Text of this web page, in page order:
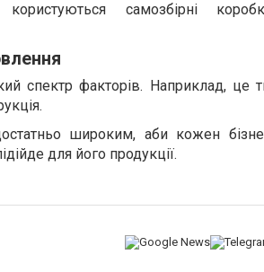
самозбірні
спектр факторів. Наприклад, це
широким, аби кожен
для його продукції.